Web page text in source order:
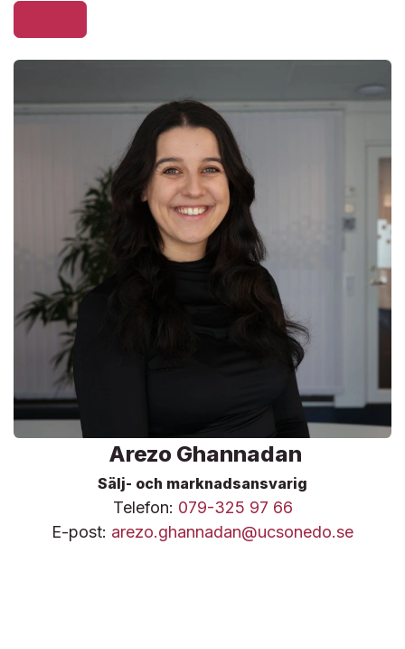
Arezo Ghannadan
Sälj- och marknadsansvarig
Telefon: 079-325 97 66
E-post: arezo.ghannadan@ucsonedo.se